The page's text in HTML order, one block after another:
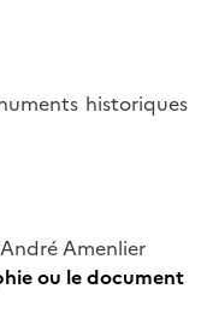
historiques
Amenlier
ou le document